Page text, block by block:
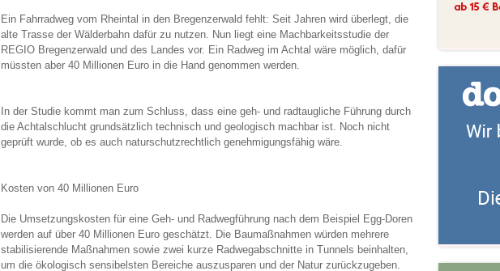
Ein Fahrradweg vom Rheintal in den Bregenzerwald fehlt: Seit Jahren wird überlegt, die
alte Trasse der Wälderbahn dafür zu nutzen. Nun liegt eine Machbarkeitsstudie der
REGIO Bregenzerwald und des Landes vor. Ein Radweg im Achtal wäre möglich, dafür
müssten aber 40 Millionen Euro in die Hand genommen werden.
In der Studie kommt man zum Schluss, dass eine geh- und radtaugliche Führung durch
die Achtalschlucht grundsätzlich technisch und geologisch machbar ist. Noch nicht
geprüft wurde, ob es auch naturschutzrechtlich genehmigungsfähig wäre.
Kosten von 40 Millionen Euro
Die Umsetzungskosten für eine Geh- und Radwegführung nach dem Beispiel Egg-Doren
werden auf über 40 Millionen Euro geschätzt. Die Baumaßnahmen würden mehrere
stabilisierende Maßnahmen sowie zwei kurze Radwegabschnitte in Tunnels beinhalten,
um die ökologisch sensibelsten Bereiche auszusparen und der Natur zurückzugeben.